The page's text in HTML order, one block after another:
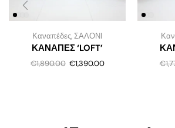
Καναπέδες,ΣΑΛΟΝΙ
ΚΑΝΑΠΕΣ ‘LOFT’
€1,890.00 €1,390.00 €